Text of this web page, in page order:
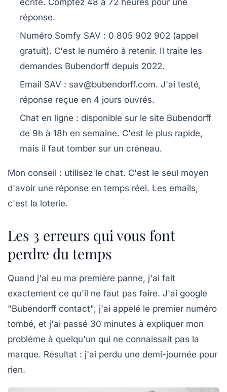
écrite. Comptez 48 à 72 heures pour une
réponse.
Numéro Somfy SAV : 0 805 902 902 (appel
gratuit). C'est le numéro à retenir. Il traite les
demandes Bubendorff depuis 2022.
Email SAV : sav@bubendorff.com. J'ai testé,
réponse reçue en 4 jours ouvrés.
Chat en ligne : disponible sur le site Bubendorff
de 9h à 18h en semaine. C'est le plus rapide,
mais il faut tomber sur un créneau.
Mon conseil : utilisez le chat. C'est le seul moyen
d'avoir une réponse en temps réel. Les emails,
c'est la loterie.
Les 3 erreurs qui vous font
perdre du temps
Quand j'ai eu ma première panne, j'ai fait
exactement ce qu'il ne faut pas faire. J'ai googlé
"Bubendorff contact", j'ai appelé le premier numéro
tombé, et j'ai passé 30 minutes à expliquer mon
problème à quelqu'un qui ne connaissait pas la
marque. Résultat : j'ai perdu une demi-journée pour
rien.